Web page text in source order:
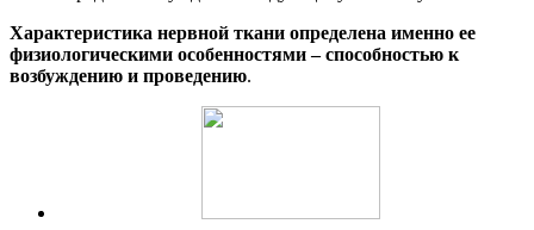
Характеристика нервной ткани определена именно ее
физиологическими особенностями – способностью к
возбуждению и проведению.